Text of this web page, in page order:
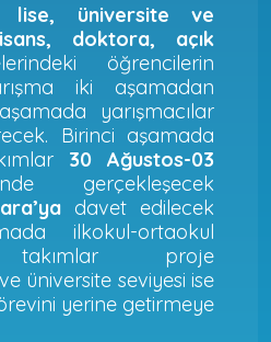
lise, üniversite ve
doktora, açık
öğrencilerin
iki aşamadan
yarışmacılar
Birinci aşamada
30 Ağustos-03
gerçekleşecek
davet edilecek
ilkokul-ortaokul
takımlar proje
üniversite seviyesi ise
yerine getirmeye